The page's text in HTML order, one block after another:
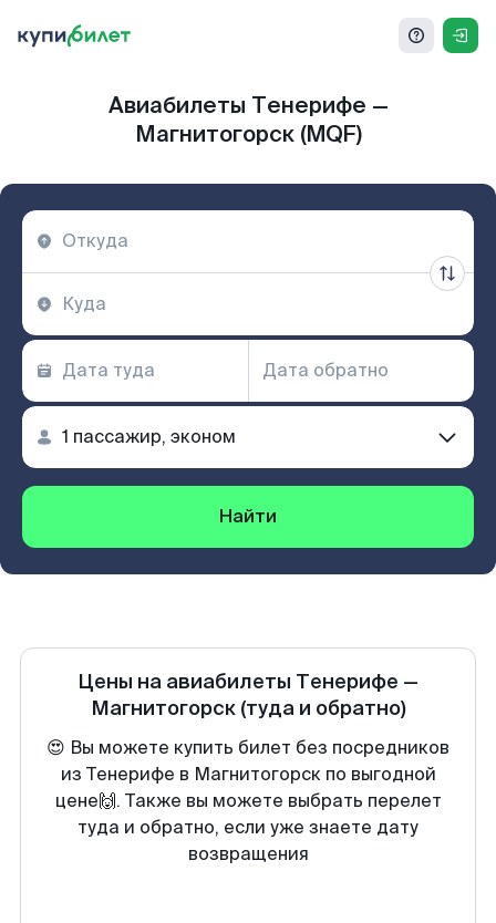
Авиабилеты Тенерифе —
Магнитогорск (MQF)
Найти
Цены на авиабилеты Тенерифе —
Магнитогорск (туда и обратно)
😍 Вы можете купить билет без посредников
из Тенерифе в Магнитогорск по выгодной
цене🙌. Также вы можете выбрать перелет
туда и обратно, если уже знаете дату
возвращения